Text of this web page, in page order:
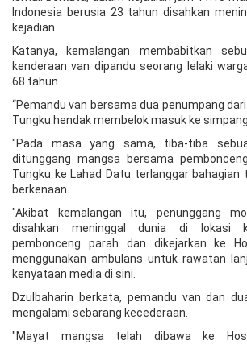
Indonesia berusia 23 tahun disahkan
kejadian.
Katanya, kemalangan membabitkan
kenderaan van dipandu seorang lelaki
68 tahun.
“Pemandu van bersama dua penumpang
Tungku hendak membelok masuk ke
"Pada masa yang sama, tiba-tiba
ditunggang mangsa bersama
Tungku ke Lahad Datu terlanggar bahagian
berkenaan.
"Akibat kemalangan itu, penunggang
disahkan meninggal dunia di lokasi
pembonceng parah dan dikejarkan ke
menggunakan ambulans untuk rawatan
kenyataan media di sini.
Dzulbaharin berkata, pemandu van dan
mengalami sebarang kecederaan.
"Mayat mangsa telah dibawa ke